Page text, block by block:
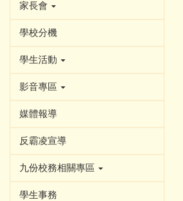
家長會
學校分機
學生活動
影音專區
媒體報導
反霸凌宣導
九份校務相關專區
學生事務